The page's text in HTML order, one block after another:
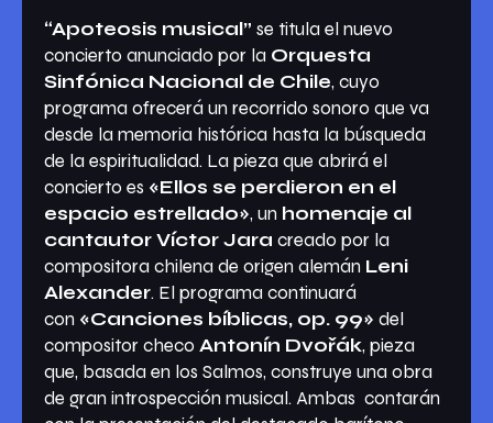
“Apoteosis musical” se titula el nuevo
concierto anunciado por la Orquesta
Sinfónica Nacional de Chile, cuyo
programa ofrecerá un recorrido sonoro que va
desde la memoria histórica hasta la búsqueda
de la espiritualidad. La pieza que abrirá el
concierto es «Ellos se perdieron en el
espacio estrellado», un homenaje al
cantautor Víctor Jara creado por la
compositora chilena de origen alemán Leni
Alexander. El programa continuará
con «Canciones bíblicas, op. 99» del
compositor checo Antonín Dvořák, pieza
que, basada en los Salmos, construye una obra
de gran introspección musical. Ambas contarán